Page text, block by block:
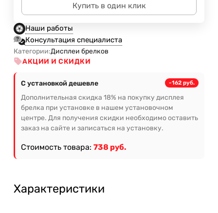
Купить в один клик
Наши работы
Консультация специалиста
Категории:Дисплеи брелков
АКЦИИ И СКИДКИ
С установкой дешевле -162 руб.
Дополнительная скидка 18% на покупку дисплея
брелка при установке в нашем установочном
центре. Для получения скидки необходимо оставить
заказ на сайте и записаться на установку.
Стоимость товара: 738 руб.
Характеристики